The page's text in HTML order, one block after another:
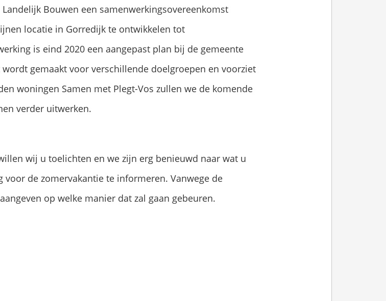
Bouwen een samenwerkingsovereenkomst
locatie in Gorredijk te ontwikkelen tot
is eind 2020 een aangepast plan bij de gemeente
wordt gemaakt voor verschillende doelgroepen en voorziet
woningen Samen met Plegt-Vos zullen we de komende
verder uitwerken.
wij u toelichten en we zijn erg benieuwd naar wat u
de zomervakantie te informeren. Vanwege de
op welke manier dat zal gaan gebeuren.